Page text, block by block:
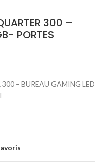
300 –
PORTES
– BUREAU GAMING LED